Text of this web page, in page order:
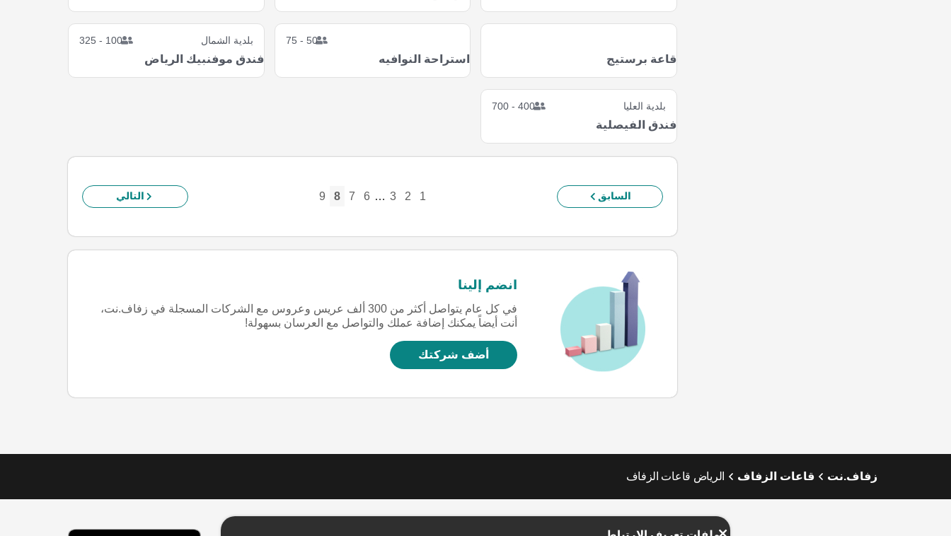
قاعة برستيج
50 - 75
استراحة النوافيه
بلدية الشمال 100 - 325
فندق موفنبيك الرياض
بلدية العليا 400 - 700
فندق الفيصلية
السابق 1
2
3
…
6
7
8
9 التالي
انضم إلينا
في كل عام يتواصل أكثر من 300 ألف عريس وعروس مع الشركات المسجلة في زفاف.نت،
أنت أيضاً يمكنك إضافة عملك والتواصل مع العرسان بسهولة!
أضف شركتك
زفاف.نت قاعات الزفاف الرياض قاعات الزفاف